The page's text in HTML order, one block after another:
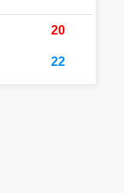
20
22